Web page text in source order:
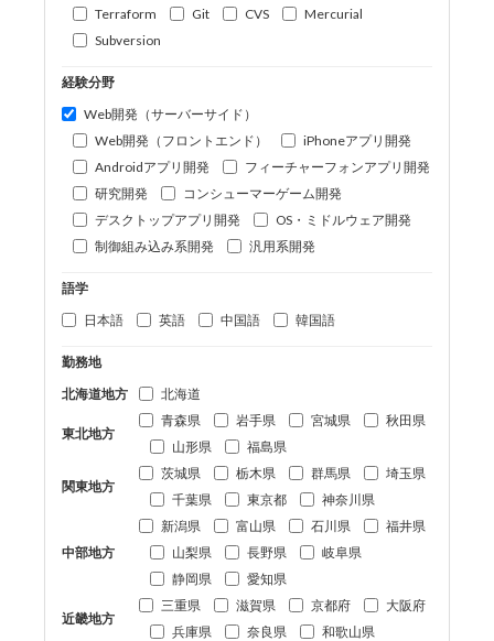
Terraform
Git CVS
Mercurial
Subversion
経験分野
Web開発（サーバーサイド）
Web開発（フロントエンド）
iPhoneアプリ開発
Androidアプリ開発
フィーチャーフォンアプリ開発
研究開発
コンシューマーゲーム開発
デスクトップアプリ開発
OS・ミドルウェア開発
制御組み込み系開発
汎用系開発
語学
日本語
英語 中国語 韓国語
勤務地
北海道地方
北海道
東北地方
青森県 岩手県 宮城県
秋田県
山形県
福島県
関東地方
茨城県 栃木県 群馬県
埼玉県
千葉県
東京都 神奈川県
中部地方
新潟県 富山県 石川県
福井県
山梨県
長野県
岐阜県
静岡県
愛知県
近畿地方
三重県 滋賀県 京都府
大阪府
兵庫県
奈良県 和歌山県